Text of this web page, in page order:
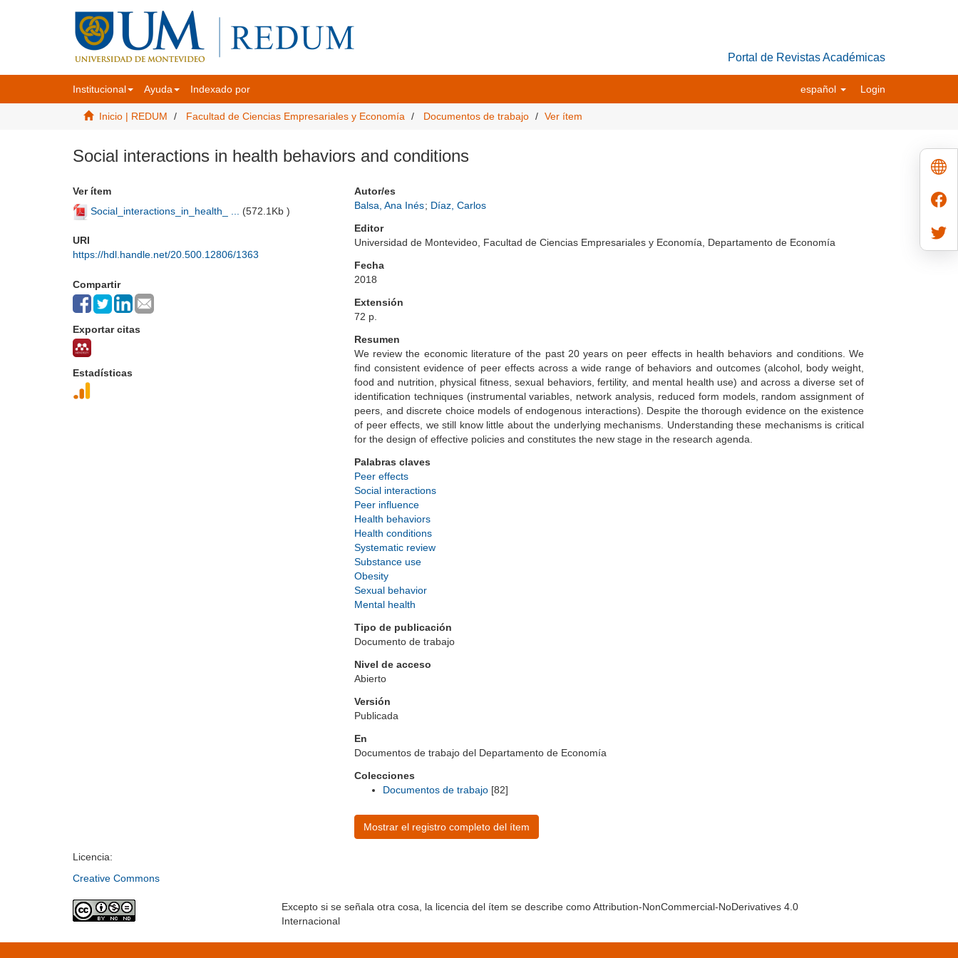
Portal de Revistas Académicas
Institucional Ayuda Indexado por español Login
Inicio | REDUM Facultad de Ciencias Empresariales y Economía Documentos de trabajo Ver ítem
Social interactions in health behaviors and conditions
Ver ítem
Social_interactions_in_health_ ... (572.1Kb )
URI
https://hdl.handle.net/20.500.12806/1363
Compartir
Exportar citas
Estadísticas
Autor/es
Balsa, Ana Inés; Díaz, Carlos
Editor
Universidad de Montevideo, Facultad de Ciencias Empresariales y Economía, Departamento de Economía
Fecha
2018
Extensión
72 p.
Resumen
We review the economic literature of the past 20 years on peer effects in health behaviors and conditions. We
find consistent evidence of peer effects across a wide range of behaviors and outcomes (alcohol, body weight,
food and nutrition, physical fitness, sexual behaviors, fertility, and mental health use) and across a diverse set of
identification techniques (instrumental variables, network analysis, reduced form models, random assignment of
peers, and discrete choice models of endogenous interactions). Despite the thorough evidence on the existence
of peer effects, we still know little about the underlying mechanisms. Understanding these mechanisms is critical
for the design of effective policies and constitutes the new stage in the research agenda.
Palabras claves
Peer effects
Social interactions
Peer influence
Health behaviors
Health conditions
Systematic review
Substance use
Obesity
Sexual behavior
Mental health
Tipo de publicación
Documento de trabajo
Nivel de acceso
Abierto
Versión
Publicada
En
Documentos de trabajo del Departamento de Economía
Colecciones
Documentos de trabajo [82]
Mostrar el registro completo del ítem
Licencia:
Creative Commons
Excepto si se señala otra cosa, la licencia del ítem se describe como Attribution-NonCommercial-NoDerivatives 4.0
Internacional